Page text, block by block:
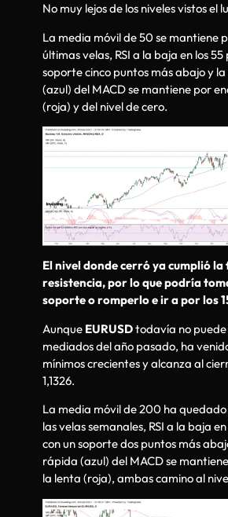
No muy lejos de los niveles vistos el
La media móvil de 50 se mantiene
últimas velas, RSI a la baja en los 55
soporte cinco puntos más abajo y
(azul) del MACD se mantiene por
(roja) y del nivel de cero.
El nivel donde cerró ya cumplió la
resistencia, por lo que podría
soporte o romperlo e ir a por los
Aunque EURUSDtodavía no puede
mediados del año pasado, ha
mínimos crecientes y alcanza al
1,1326.
La media móvil de 200 ha
las velas semanales, RSI a la baja
con un soporte dos puntos más
rápida (azul) del MACD se
la lenta (roja), ambas camino al